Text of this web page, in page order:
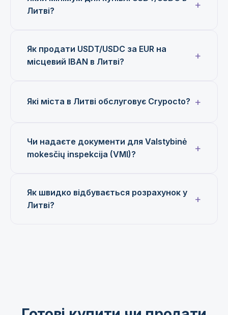
Литві?
Як продати USDT/USDC за EUR на
місцевий IBAN в Литві?
Які міста в Литві обслуговує Crypocto?
Чи надаєте документи для Valstybinė
mokesčių inspekcija (VMI)?
Як швидко відбувається розрахунок у
Литві?